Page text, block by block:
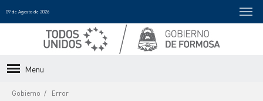
09 de Agosto de 2026
Menu
Gobierno Error